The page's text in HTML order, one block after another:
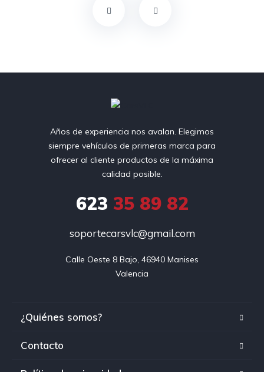
Años de experiencia nos avalan. Elegimos
siempre vehículos de primeras marca para
ofrecer al cliente productos de la máxima
calidad posible.
623 35 89 82
soportecarsvlc@gmail.com
Calle Oeste 8 Bajo, 46940 Manises
Valencia
¿Quiénes somos?
Contacto